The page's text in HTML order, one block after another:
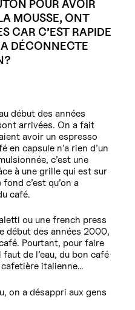
POUR AVOIR
MOUSSE, ONT
CAR C’EST RAPIDE
DÉCONNECTE
début des années
arrivées. On a fait
avoir un espresso
en capsule n’a rien d’un
c’est une
à une grille qui est sur
c’est qu’on a
café.
ou une french press
début des années 2000,
Pourtant, pour faire
de l’eau, du bon café
italienne…
on a désappri aux gens